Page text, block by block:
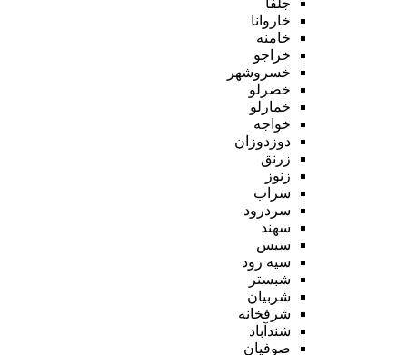
خاروانا
خامنه
خراجو
خسروشهر
خضرلو
خمارلو
خواجه
دوزدوزان
زرنق
زنوز
سراب
سردرود
سهند
سیس
سیه رود
شبستر
شربیان
شرفخانه
شندآباد
صوفیان